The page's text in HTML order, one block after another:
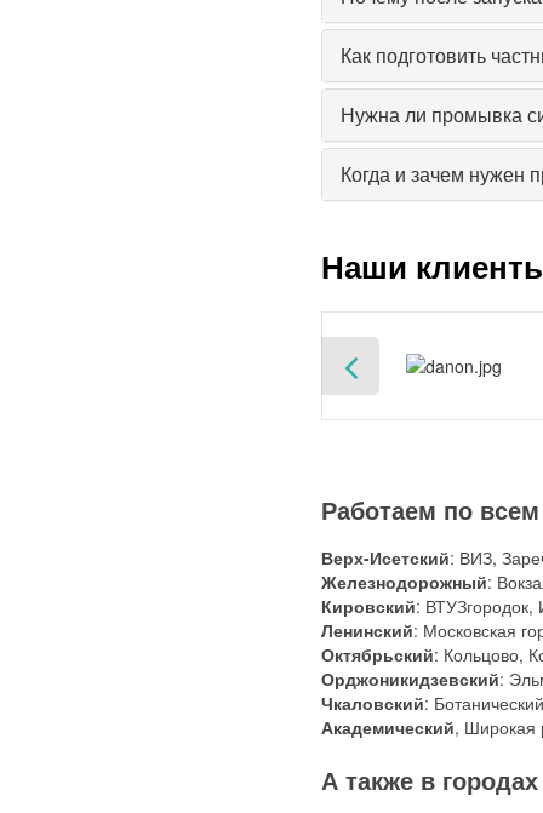
Как подготовить
Нужна ли промывка
Когда и зачем нужен
Наши
Работаем по
Верх-Исетский: ВИЗ,
Железнодорожный:
Кировский:
Ленинский: Московская
Октябрьский: Кольцово,
Орджоникидзевский:
Чкаловский:
Академический, Широкая
А также в